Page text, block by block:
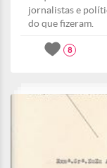
jornalistas e
do que fizeram.
8